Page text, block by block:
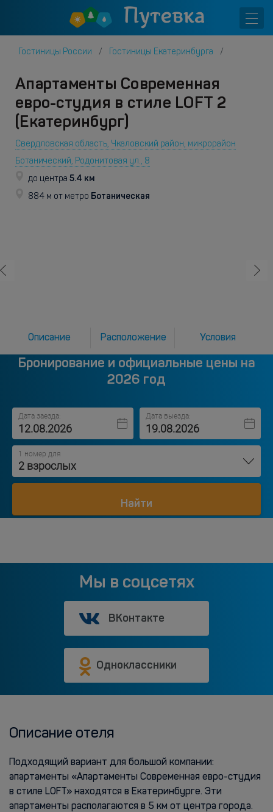
Гостиницы России Гостиницы Екатеринбурга
Апартаменты Современная
евро-студия в стиле LOFT 2
(Екатеринбург)
Свердловская область, Чкаловский район, микрорайон
Ботанический, Родонитовая ул., 8
до центра 5.4 км
884 м от метро Ботаническая
Описание Расположение Условия
Бронирование и официальные цены на
2026 год
Дата заезда: Дата выезда:
1 номер для
2 взрослых
Найти
Мы в соцсетях
ВКонтакте
Одноклассники
Описание отеля
Подходящий вариант для большой компании:
апартаменты «Апартаменты Современная евро-студия
в стиле LOFT» находятся в Екатеринбурге. Эти
апартаменты располагаются в 5 км от центра города.